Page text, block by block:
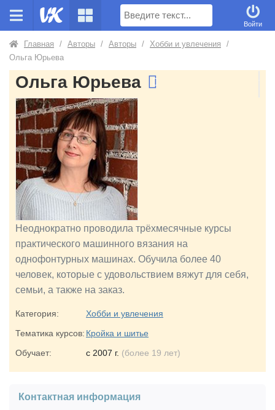
Поиск
Войти
Главная / Авторы / Авторы / Хобби и увлечения
/
Ольга Юрьева
Ольга Юрьева
Неоднократно проводила трёхмесячные курсы
практического машинного вязания на
однофонтурных машинах. Обучила более 40
человек, которые с удовольствием вяжут для себя,
семьи, а также на заказ.
Категория:
Хобби и увлечения
Тематика курсов: Кройка и шитье
Обучает:
с 2007 г. (более 19 лет)
Контактная информация